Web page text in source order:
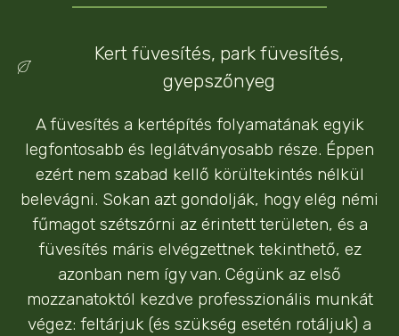
Kert füvesítés, park füvesítés,
gyepszőnyeg
A füvesítés a kertépítés folyamatának egyik
legfontosabb és leglátványosabb része. Éppen
ezért nem szabad kellő körültekintés nélkül
belevágni. Sokan azt gondolják, hogy elég némi
fűmagot szétszórni az érintett területen, és a
füvesítés máris elvégzettnek tekinthető, ez
azonban nem így van. Cégünk az első
mozzanatoktól kezdve professzionális munkát
végez: feltárjuk (és szükség esetén rotáljuk) a